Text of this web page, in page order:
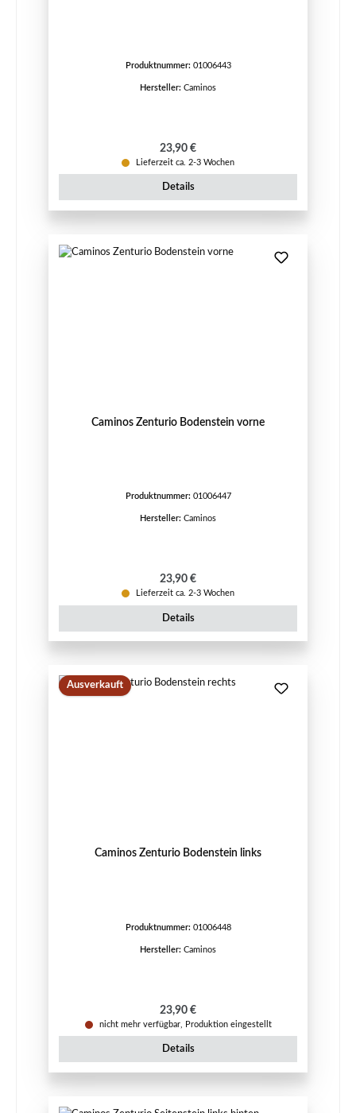
Produktnummer: 01006443
Hersteller: Caminos
Regulärer Preis:
23,90 €
Lieferzeit ca. 2-3 Wochen
Details
Caminos Zenturio Bodenstein vorne
Produktnummer: 01006447
Hersteller: Caminos
Regulärer Preis:
23,90 €
Lieferzeit ca. 2-3 Wochen
Details
Ausverkauft
Caminos Zenturio Bodenstein links
Produktnummer: 01006448
Hersteller: Caminos
Regulärer Preis:
23,90 €
nicht mehr verfügbar, Produktion eingestellt
Details